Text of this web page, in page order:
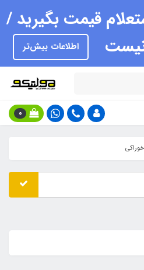
قیمت بگیرید /
اطلاعات بیش‌تر
0